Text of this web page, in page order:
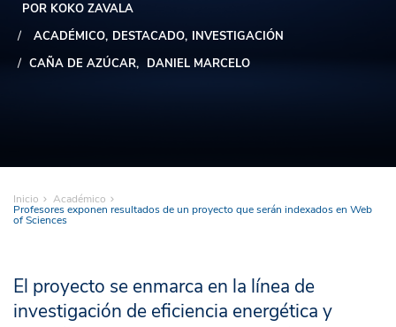
POR KOKO ZAVALA
ACADÉMICO DESTACADO INVESTIGACIÓN
CAÑA DE AZÚCAR
DANIEL MARCELO
Inicio Académico
Profesores exponen resultados de un proyecto que serán indexados en Web
of Sciences
El proyecto se enmarca en la línea de
investigación de eficiencia energética y